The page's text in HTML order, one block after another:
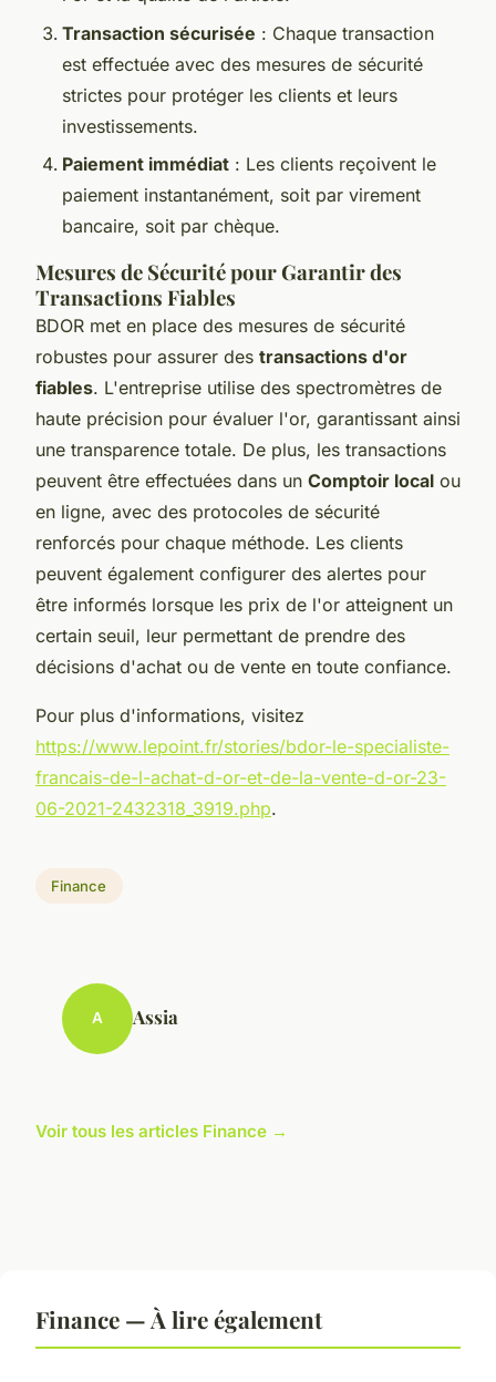
Transaction sécurisée : Chaque transaction
est effectuée avec des mesures de sécurité
strictes pour protéger les clients et leurs
investissements.
Paiement immédiat : Les clients reçoivent le
paiement instantanément, soit par virement
bancaire, soit par chèque.
Mesures de Sécurité pour Garantir des
Transactions Fiables
BDOR met en place des mesures de sécurité
robustes pour assurer des transactions d'or
fiables. L'entreprise utilise des spectromètres de
haute précision pour évaluer l'or, garantissant ainsi
une transparence totale. De plus, les transactions
peuvent être effectuées dans un Comptoir local ou
en ligne, avec des protocoles de sécurité
renforcés pour chaque méthode. Les clients
peuvent également configurer des alertes pour
être informés lorsque les prix de l'or atteignent un
certain seuil, leur permettant de prendre des
décisions d'achat ou de vente en toute confiance.
Pour plus d'informations, visitez
https://www.lepoint.fr/stories/bdor-le-specialiste-
francais-de-l-achat-d-or-et-de-la-vente-d-or-23-
06-2021-2432318_3919.php.
Finance
A Assia
Voir tous les articles Finance →
Finance — À lire également